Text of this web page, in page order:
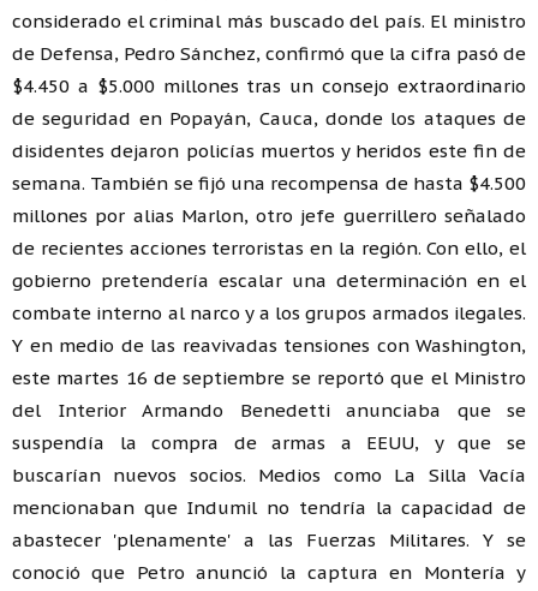
considerado el criminal más buscado del país. El ministro
de Defensa, Pedro Sánchez, confirmó que la cifra pasó de
$4.450 a $5.000 millones tras un consejo extraordinario
de seguridad en Popayán, Cauca, donde los ataques de
disidentes dejaron policías muertos y heridos este fin de
semana. También se fijó una recompensa de hasta $4.500
millones por alias Marlon, otro jefe guerrillero señalado
de recientes acciones terroristas en la región. Con ello, el
gobierno pretendería escalar una determinación en el
combate interno al narco y a los grupos armados ilegales.
Y en medio de las reavivadas tensiones con Washington,
este martes 16 de septiembre se reportó que el Ministro
del Interior Armando Benedetti anunciaba que se
suspendía la compra de armas a EEUU, y que se
buscarían nuevos socios. Medios como La Silla Vacía
mencionaban que Indumil no tendría la capacidad de
abastecer 'plenamente' a las Fuerzas Militares. Y se
conoció que Petro anunció la captura en Montería y